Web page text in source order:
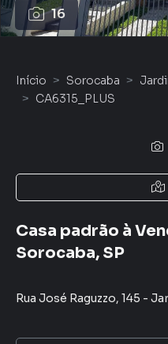
16
Início Sorocaba
CA6315_PLUS
Casa padrão à
Sorocaba, SP
Rua José Raguzzo, 145 -